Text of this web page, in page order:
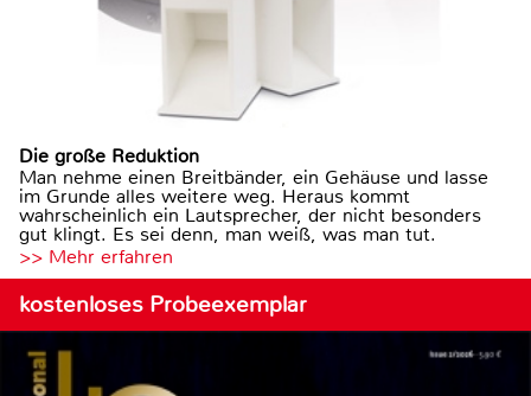
Die große Reduktion
Man nehme einen Breitbänder, ein Gehäuse und lasse
im Grunde alles weitere weg. Heraus kommt
wahrscheinlich ein Lautsprecher, der nicht besonders
gut klingt. Es sei denn, man weiß, was man tut.
>> Mehr erfahren
kostenloses Probeexemplar